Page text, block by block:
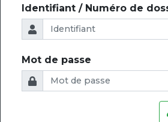
Identifiant / Numéro de
Mot de passe